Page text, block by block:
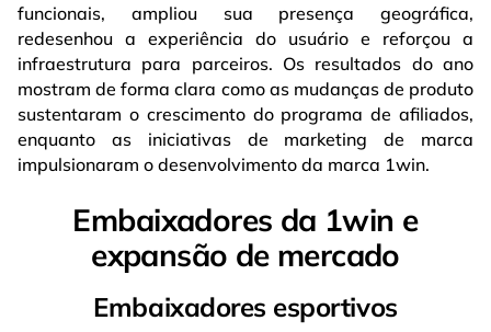
funcionais, ampliou sua presença geográfica,
redesenhou a experiência do usuário e reforçou a
infraestrutura para parceiros. Os resultados do ano
mostram de forma clara como as mudanças de produto
sustentaram o crescimento do programa de afiliados,
enquanto as iniciativas de marketing de marca
impulsionaram o desenvolvimento da marca 1win.
Embaixadores da 1win e
expansão de mercado
Embaixadores esportivos